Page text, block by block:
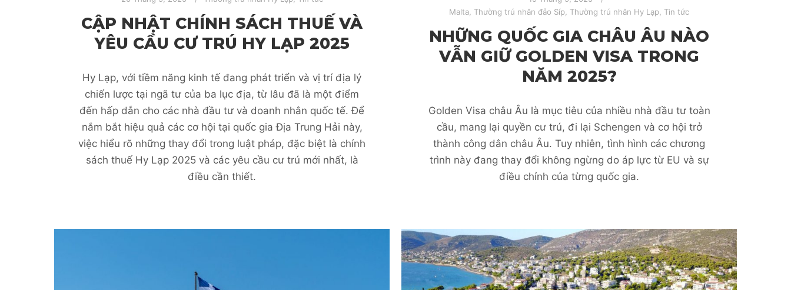
CẬP NHẬT CHÍNH SÁCH THUẾ VÀ
YÊU CẦU CƯ TRÚ HY LẠP 2025
Hy Lạp, với tiềm năng kinh tế đang phát triển và vị trí địa lý
chiến lược tại ngã tư của ba lục địa, từ lâu đã là một điểm
đến hấp dẫn cho các nhà đầu tư và doanh nhân quốc tế. Để
nắm bắt hiệu quả các cơ hội tại quốc gia Địa Trung Hải này,
việc hiểu rõ những thay đổi trong luật pháp, đặc biệt là chính
sách thuế Hy Lạp 2025 và các yêu cầu cư trú mới nhất, là
điều cần thiết.
Malta Thường trú nhân đảo Síp Thường trú nhân Hy Lạp Tin tức
NHỮNG QUỐC GIA CHÂU ÂU NÀO
VẪN GIỮ GOLDEN VISA TRONG
NĂM 2025?
Golden Visa châu Âu là mục tiêu của nhiều nhà đầu tư toàn
cầu, mang lại quyền cư trú, đi lại Schengen và cơ hội trở
thành công dân châu Âu. Tuy nhiên, tình hình các chương
trình này đang thay đổi không ngừng do áp lực từ EU và sự
điều chỉnh của từng quốc gia.